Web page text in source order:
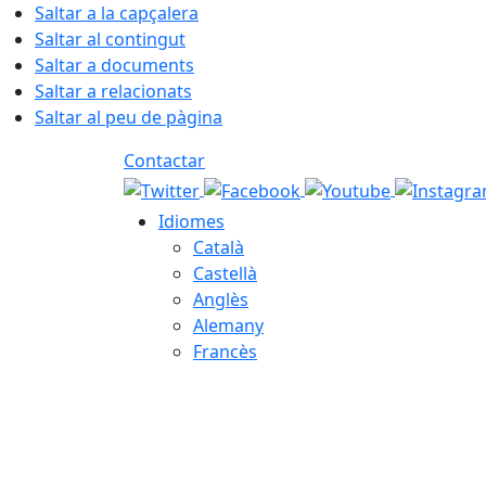
Saltar a la capçalera
Saltar al contingut
Saltar a documents
Saltar a relacionats
Saltar al peu de pàgina
Contactar
Idiomes
Català
Castellà
Anglès
Alemany
Francès